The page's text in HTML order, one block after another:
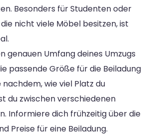
Besonders für Studenten oder
nicht viele Möbel besitzen, ist
genauen Umfang deines Umzugs
passende Größe für die Beiladung
nachdem, wie viel Platz du
du zwischen verschiedenen
Informiere dich frühzeitig über die
Preise für eine Beiladung.